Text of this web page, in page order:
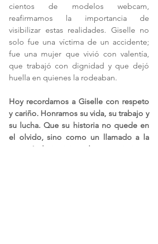
cientos de modelos webcam,
reafirmamos la importancia de
visibilizar estas realidades. Giselle no
solo fue una víctima de un accidente;
fue una mujer que vivió con valentía,
que trabajó con dignidad y que dejó
huella en quienes la rodeaban.
Hoy recordamos a Giselle con respeto
y cariño. Honramos su vida, su trabajo y
su lucha. Que su historia no quede en
el olvido, sino como un llamado a la
empatía, la justicia y el reconocimiento